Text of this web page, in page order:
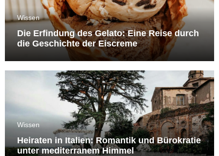
Wissen
Die Erfindung des Gelato: Eine Reise durch
die Geschichte der Eiscreme
Wissen
Heiraten in Italien: Romantik und Bürokratie
unter mediterranem Himmel